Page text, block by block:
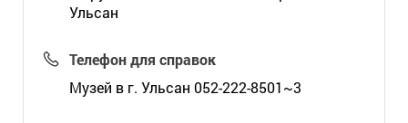
Ульсан
Телефон для справок
Музей в г. Ульсан 052-222-8501~3